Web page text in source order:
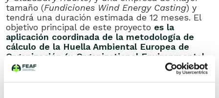
tamaño (Fundiciones Wind Energy Casting) y
tendrá una duración estimada de 12 meses. El
objetivo principal de este proyecto es la
aplicación coordinada de la metodología de
cálculo de la Huella Ambiental Europea de
Organización (u Organizational Environmental
Footprint – OEF- en inglés) a pymes vascas del
sector de la fundición, a través de una
herramienta específicamente desarrollada para